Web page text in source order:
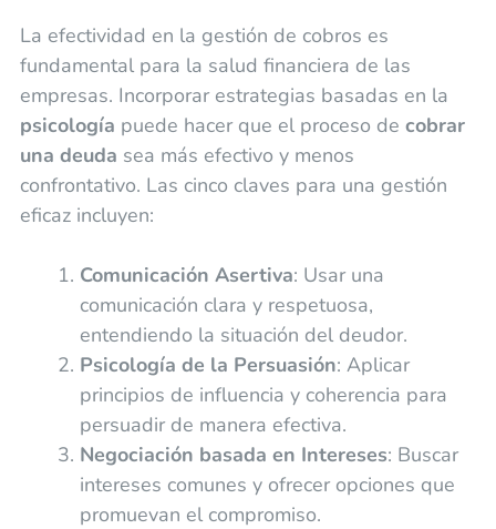
La efectividad en la gestión de cobros es
fundamental para la salud financiera de las
empresas. Incorporar estrategias basadas en la
psicología puede hacer que el proceso de cobrar
una deuda sea más efectivo y menos
confrontativo. Las cinco claves para una gestión
eficaz incluyen:
Comunicación Asertiva: Usar una
comunicación clara y respetuosa,
entendiendo la situación del deudor.
Psicología de la Persuasión: Aplicar
principios de influencia y coherencia para
persuadir de manera efectiva.
Negociación basada en Intereses: Buscar
intereses comunes y ofrecer opciones que
promuevan el compromiso.